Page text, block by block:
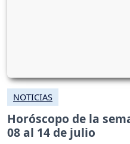
NOTICIAS
Horóscopo de la
08 al 14 de julio